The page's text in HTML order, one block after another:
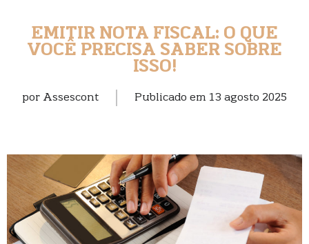
EMITIR NOTA FISCAL: O QUE
VOCÊ PRECISA SABER SOBRE
ISSO!
por Assescont Publicado em 13 agosto 2025